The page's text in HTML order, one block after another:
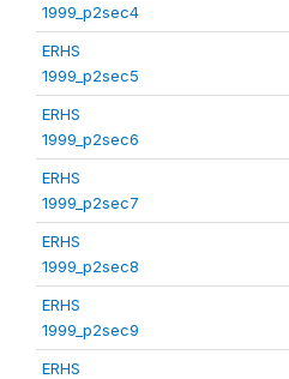
1999_p2sec4
ERHS
1999_p2sec5
ERHS
1999_p2sec6
ERHS
1999_p2sec7
ERHS
1999_p2sec8
ERHS
1999_p2sec9
ERHS